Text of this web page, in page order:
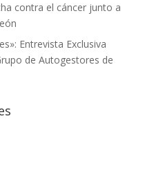
contra el cáncer junto a
Entrevista Exclusiva
de Autogestores de